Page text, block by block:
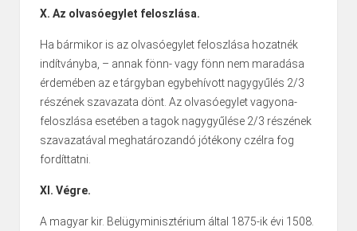
X. Az olvasóegylet feloszlása.
Ha bármikor is az olvasóegylet feloszlása hozatnék
indítványba, – annak fönn- vagy fönn nem maradása
érdemében az e tárgyban egybehívott nagygyűlés 2/3
részének szavazata dönt. Az olvasóegylet vagyona-
feloszlása esetében a tagok nagygyűlése 2/3 részének
szavazatával meghatározandó jótékony czélra fog
fordíttatni.
XI. Végre.
A magyar kir. Belügyminisztérium által 1875-ik évi 1508.